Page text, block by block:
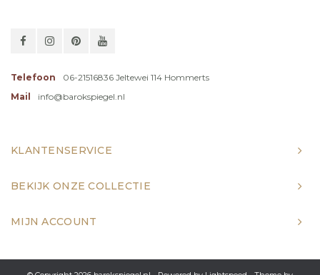
Telefoon
06-21516836 Jeltewei 114 Hommerts
Mail
info@barokspiegel.nl
KLANTENSERVICE
BEKIJK ONZE COLLECTIE
MIJN ACCOUNT